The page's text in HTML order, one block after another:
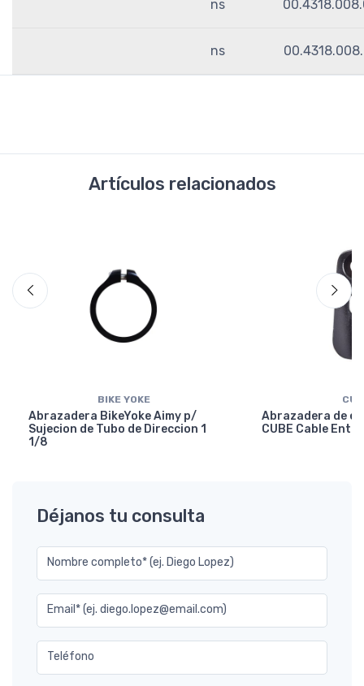
ns
ns
Artículos relacionados
BIKE YOKE
Abrazadera BikeYoke Aimy p/
Sujecion de Tubo de Direccion 1
1/8
Abrazadera de
CUBE Cable
Déjanos tu consulta
Nombre completo* (ej. Diego Lopez)
Email* (ej. diego.lopez@email.com)
Teléfono